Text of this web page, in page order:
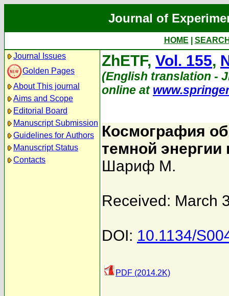
Journal of
HOME
Journal Issues
Golden Pages
About This journal
Aims and Scope
Editorial Board
Manuscript Submission
Guidelines for Authors
Manuscript Status
Contacts
ZhETF, Vol. 155,
(English translation -
online at
Космография
темной энергии
Шариф М.
Received: March
DOI: 10.1134/
PDF (2014.2K)